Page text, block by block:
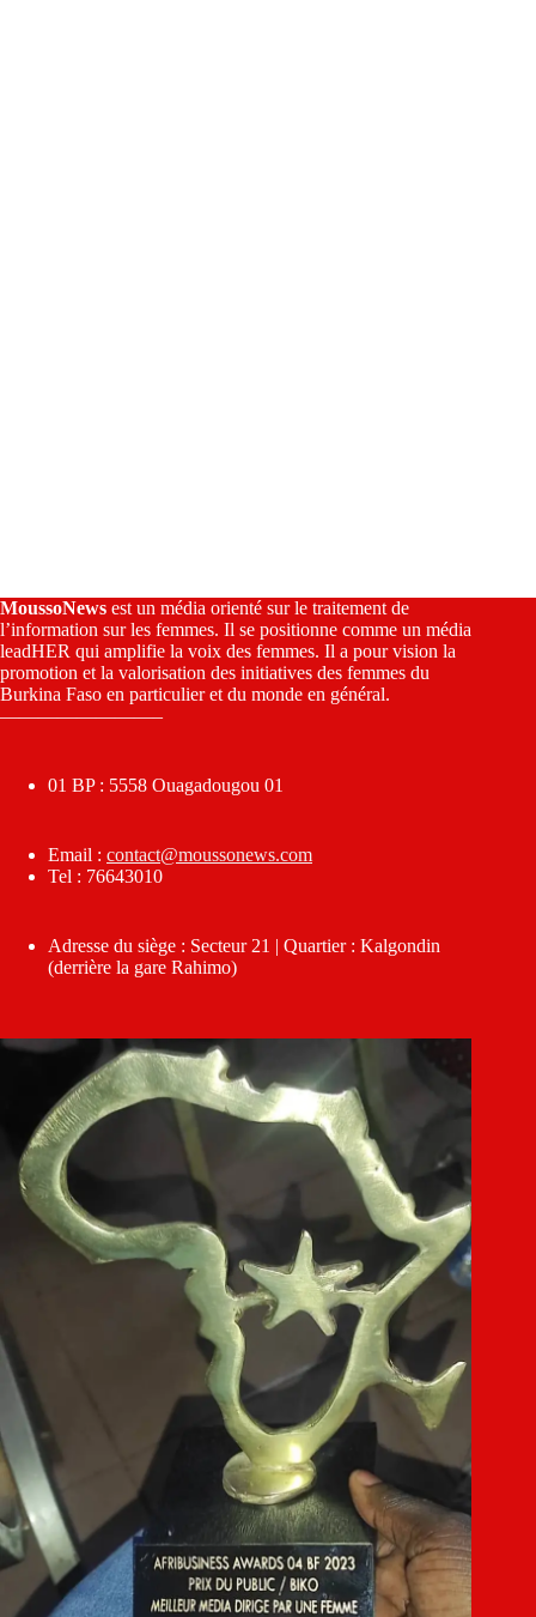
MoussoNews est un média orienté sur le traitement de
l’information sur les femmes. Il se positionne comme un média
leadHER qui amplifie la voix des femmes. Il a pour vision la
promotion et la valorisation des initiatives des femmes du
Burkina Faso en particulier et du monde en général.
————————–
01 BP : 5558 Ouagadougou 01
Email : contact@moussonews.com
Tel : 76643010
Adresse du siège : Secteur 21 | Quartier : Kalgondin
(derrière la gare Rahimo)